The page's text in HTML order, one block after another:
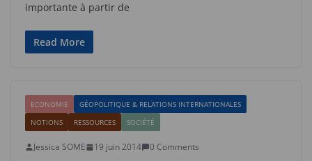
importante à partir de
Read More
ECONOMIE
GÉOPOLITIQUE & RELATIONS INTERNATIONALES
NOTIONS
RESSOURCES SOCIÉTÉ
Jessica SOME 19 juin 2014 0 Comments